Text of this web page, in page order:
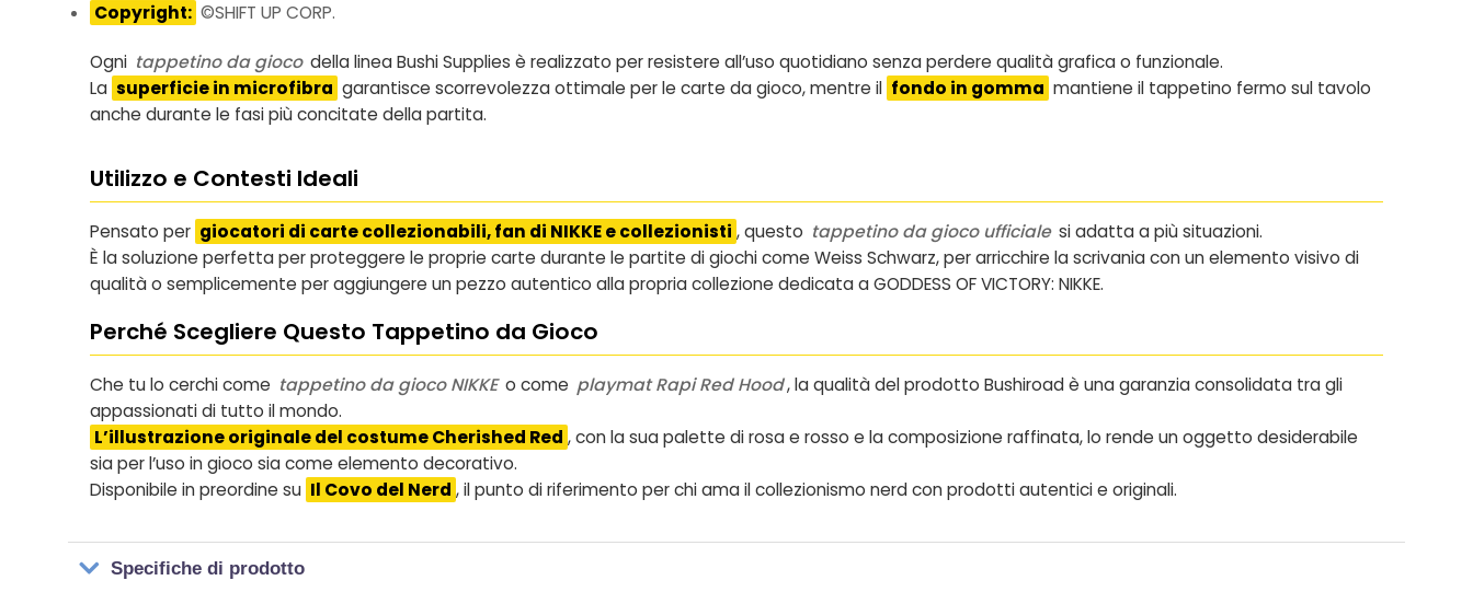
Copyright: ©SHIFT UP CORP.
Ogni tappetino da gioco della linea Bushi Supplies è realizzato per resistere all’uso quotidiano senza perdere qualità grafica o funzionale.
La superficie in microfibra garantisce scorrevolezza ottimale per le carte da gioco, mentre il fondo in gomma mantiene il tappetino fermo sul tavolo
anche durante le fasi più concitate della partita.
Utilizzo e Contesti Ideali
Pensato per giocatori di carte collezionabili, fan di NIKKE e collezionisti , questo tappetino da gioco ufficiale si adatta a più situazioni.
È la soluzione perfetta per proteggere le proprie carte durante le partite di giochi come Weiss Schwarz, per arricchire la scrivania con un elemento visivo di
qualità o semplicemente per aggiungere un pezzo autentico alla propria collezione dedicata a GODDESS OF VICTORY: NIKKE.
Perché Scegliere Questo Tappetino da Gioco
Che tu lo cerchi come tappetino da gioco NIKKE o come playmat Rapi Red Hood, la qualità del prodotto Bushiroad è una garanzia consolidata tra gli
appassionati di tutto il mondo.
L’illustrazione originale del costume Cherished Red , con la sua palette di rosa e rosso e la composizione raffinata, lo rende un oggetto desiderabile
sia per l’uso in gioco sia come elemento decorativo.
Disponibile in preordine su Il Covo del Nerd , il punto di riferimento per chi ama il collezionismo nerd con prodotti autentici e originali.
Specifiche di prodotto